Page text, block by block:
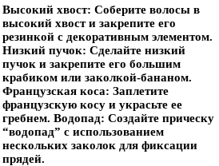
Высокий хвост: Соберите волосы в
высокий хвост и закрепите его
резинкой с декоративным элементом.
Низкий пучок: Сделайте низкий
пучок и закрепите его большим
крабиком или заколкой-бананом.
Французская коса: Заплетите
французскую косу и украсьте ее
гребнем. Водопад: Создайте прическу
“водопад” с использованием
нескольких заколок для фиксации
прядей.